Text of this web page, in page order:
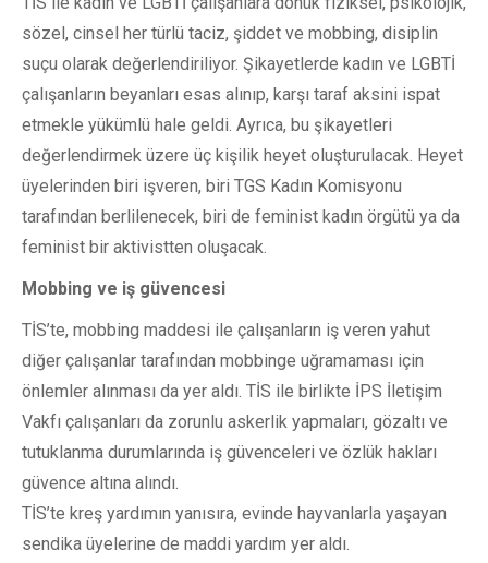
sözel, cinsel her türlü taciz, şiddet ve mobbing, disiplin
suçu olarak değerlendiriliyor. Şikayetlerde kadın ve LGBTİ
çalışanların beyanları esas alınıp, karşı taraf aksini ispat
etmekle yükümlü hale geldi. Ayrıca, bu şikayetleri
değerlendirmek üzere üç kişilik heyet oluşturulacak. Heyet
üyelerinden biri işveren, biri TGS Kadın Komisyonu
tarafından berlilenecek, biri de feminist kadın örgütü ya da
feminist bir aktivistten oluşacak.
Mobbing ve iş güvencesi
TİS’te, mobbing maddesi ile çalışanların iş veren yahut
diğer çalışanlar tarafından mobbinge uğramaması için
önlemler alınması da yer aldı. TİS ile birlikte İPS İletişim
Vakfı çalışanları da zorunlu askerlik yapmaları, gözaltı ve
tutuklanma durumlarında iş güvenceleri ve özlük hakları
güvence altına alındı.
TİS’te kreş yardımın yanısıra, evinde hayvanlarla yaşayan
sendika üyelerine de maddi yardım yer aldı.